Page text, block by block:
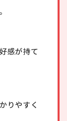
感が持て
りやすく